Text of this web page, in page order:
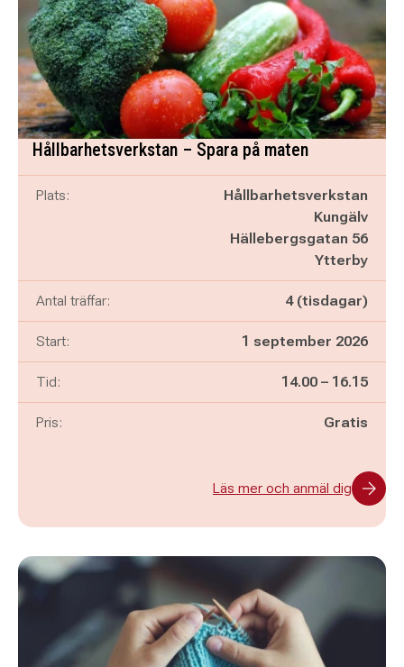
Hållbarhetsverkstan – Spara på maten
Plats:
Hållbarhetsverkstan
Kungälv
Hällebergsgatan 56
Ytterby
Antal träffar: 4 (tisdagar)
Start: 1 september 2026
Tid: Pågår mellan
14.00 – och
16.15
Pris: Gratis
Läs mer och anmäl dig